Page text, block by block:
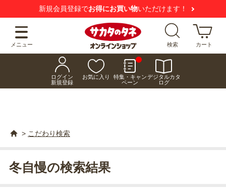
新規会員登録でお得にお買い物いただけます！
メニュー 検索 カート
ログイン
新規登録
お気に入り
特集・キャン
ペーン
デジタルカタ
ログ
> こだわり検索
冬自慢の検索結果